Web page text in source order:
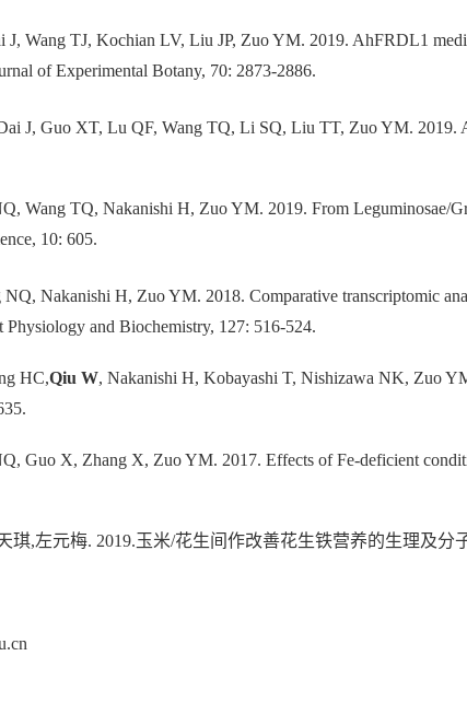
J, Wang TJ, Kochian LV, Liu JP, Zuo YM. 2019. AhFRDL1
of Experimental Botany, 70: 2873-2886.
J, Guo XT, Lu QF, Wang TQ, Li SQ, Liu TT, Zuo YM. 2019.
Wang TQ, Nakanishi H, Zuo YM. 2019. From Leguminosae/
10: 605.
NQ, Nakanishi H, Zuo YM. 2018. Comparative transcriptomic
and Biochemistry, 127: 516-524.
HC,Qiu W, Nakanishi H, Kobayashi T, Nishizawa NK, Zuo
Guo X, Zhang X, Zuo YM. 2017. Effects of Fe-deficient
琪,左元梅. 2019.玉米/花生间作改善花生铁营养的生理及分